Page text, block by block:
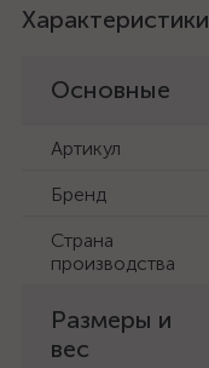
Характеристики
Основные
Артикул
Бренд
Страна
производства
Размеры и
вес